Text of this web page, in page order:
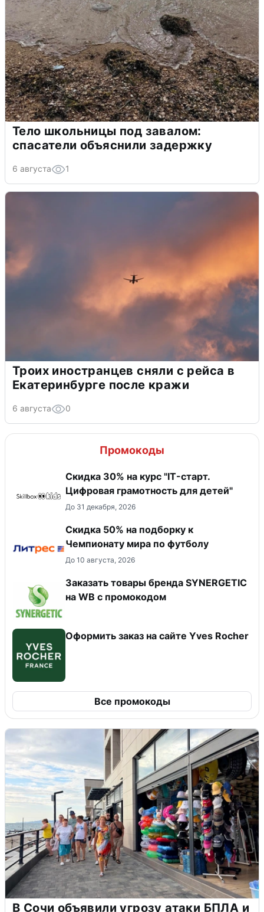
Тело школьницы под завалом:
спасатели объяснили задержку
6 августа 1
Троих иностранцев сняли с рейса в
Екатеринбурге после кражи
6 августа 0
Промокоды
Скидка 30% на курс "IT-старт.
Цифровая грамотность для детей"
До 31 декабря, 2026
Скидка 50% на подборку к
Чемпионату мира по футболу
До 10 августа, 2026
Заказать товары бренда SYNERGETIC
на WB с промокодом
Оформить заказ на сайте Yves Rocher
Все промокоды
В Сочи объявили угрозу атаки БПЛА и